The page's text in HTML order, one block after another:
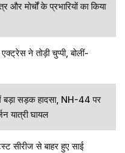
मोर्चों के प्रभारियों का किया
ने तोड़ी चुप्पी, बोलीं-
बड़ा सड़क हादसा, NH-44 पर
यात्री घायल
सीरीज से बाहर हुए साई